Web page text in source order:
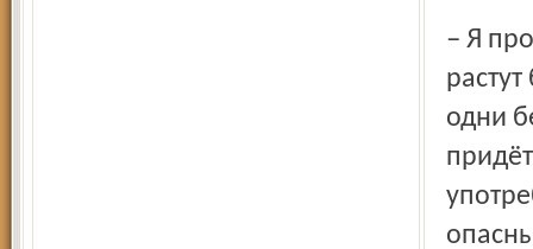
– Я против каких-либо повышений, и так цены постоянно
одни